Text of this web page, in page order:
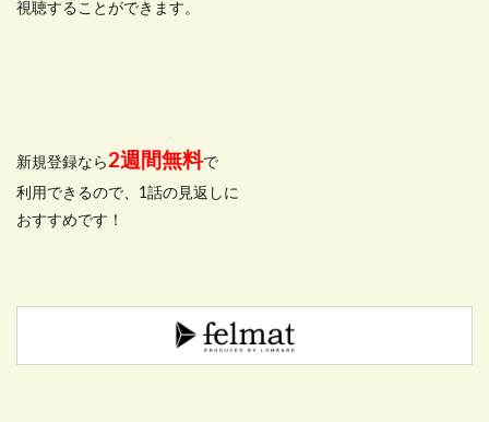
視聴することができます。
新規登録なら2週間無料で
利用できるので、1話の見返しに
おすすめです！